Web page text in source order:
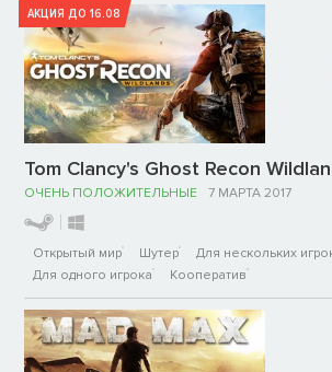
АКЦИЯ ДО 16.08
Tom Clancy's Ghost Recon
ОЧЕНЬ ПОЛОЖИТЕЛЬНЫЕ 7 МАРТА 2017
Открытый мир Шутер
Для нескольких
Для одного игрока
Кооператив